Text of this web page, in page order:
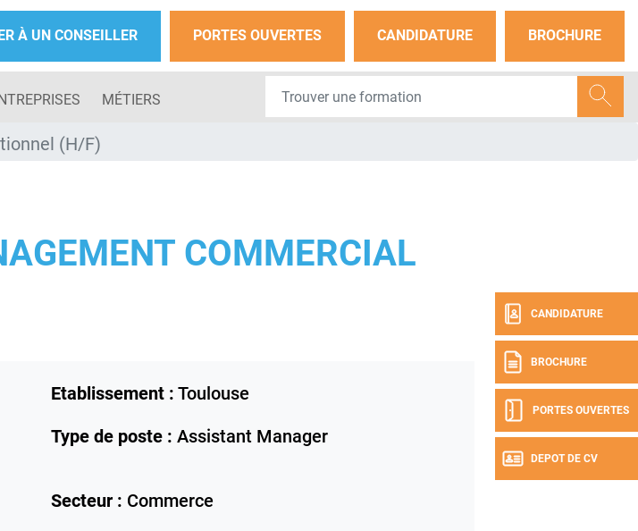
À UN CONSEILLER PORTES OUVERTES CANDIDATURE BROCHURE
MÉTIERS
CANDIDATURE
BROCHURE
PORTES OUVERTES
DEPOT DE CV
(H/F)
COMMERCIAL
Etablissement : Toulouse
Type de poste : Assistant Manager
Secteur : Commerce